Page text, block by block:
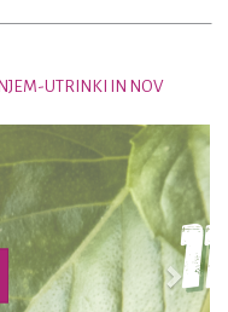
UTRINKI IN NOV
Next